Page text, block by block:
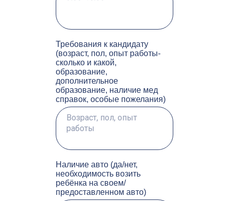
Требования к кандидату
(возраст, пол, опыт работы-
сколько и какой,
образование,
дополнительное
образование, наличие мед
справок, особые пожелания)
Наличие авто (да/нет,
необходимость возить
ребёнка на своем/
предоставленном авто)